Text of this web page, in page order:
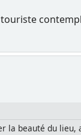
beauté du